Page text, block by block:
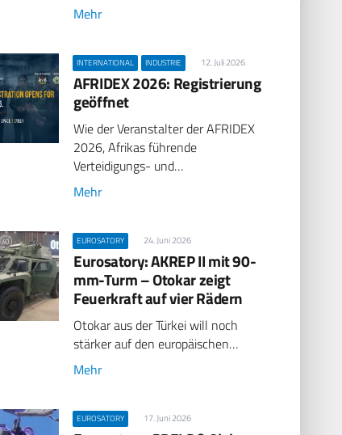
Mehr
INTERNATIONAL INDUSTRIE 12. Juli 2026
AFRIDEX 2026: Registrierung
geöffnet
Wie der Veranstalter der AFRIDEX
2026, Afrikas führende
Verteidigungs- und…
Mehr
EUROSATORY 24. Juni 2026
Eurosatory: AKREP II mit 90-
mm-Turm – Otokar zeigt
Feuerkraft auf vier Rädern
Otokar aus der Türkei will noch
stärker auf den europäischen…
Mehr
EUROSATORY 17. Juni 2026